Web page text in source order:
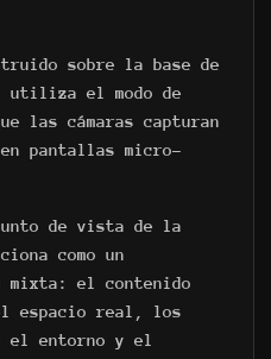
sobre la base de
utiliza el modo de
las cámaras capturan
pantallas micro-
de vista de la
como un
el contenido
espacio real, los
el entorno y el